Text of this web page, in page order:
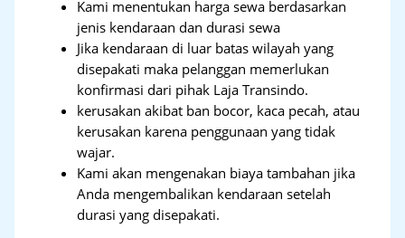
Kami menentukan harga sewa berdasarkan
jenis kendaraan dan durasi sewa
Jika kendaraan di luar batas wilayah yang
disepakati maka pelanggan memerlukan
konfirmasi dari pihak Laja Transindo.
kerusakan akibat ban bocor, kaca pecah, atau
kerusakan karena penggunaan yang tidak
wajar.
Kami akan mengenakan biaya tambahan jika
Anda mengembalikan kendaraan setelah
durasi yang disepakati.